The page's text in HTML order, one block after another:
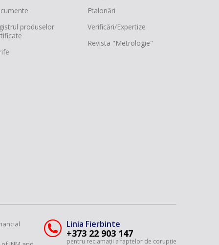
produselor
Etalonări
Verificări/Expertize
Revista "Metrologie"
Linia Fierbinte
+373 22 903 147
pentru reclamații a faptelor de corupție